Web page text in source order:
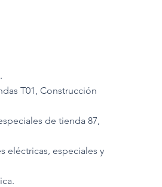
T01, Construcción
de tienda 87,
eléctricas, especiales y